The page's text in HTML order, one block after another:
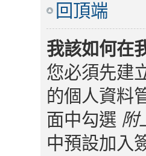
回頂端
我該如何在
您必須先建
的個人資料
面中勾選 附
中預設加入